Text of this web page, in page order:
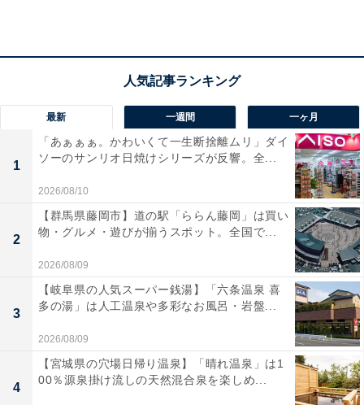
【クロスワードパズルクイズ】1分でストレス解
消！ 空欄に共通する2文字は？学生時代の思い
出がヒント
最新 一週間 一ヶ月
1
「あぁぁぁ。かわいくて一生断捨離ムリ」ダイ
ソーのサンリオ日焼けシリーズが反響。全...
2026/08/10
2
【群馬県藤岡市】道の駅「ららん藤岡」は買い
物・グルメ・遊びが揃うスポット。全国で...
2026/08/09
3
【岐阜県の人気スーパー銭湯】「六条温泉 喜
多の湯」は人工温泉や多彩なお風呂・岩盤...
2026/08/09
4
【宮城県の穴場日帰り温泉】「晴れ温泉」は1
00％源泉掛け流しの天然混合泉を楽しめ...